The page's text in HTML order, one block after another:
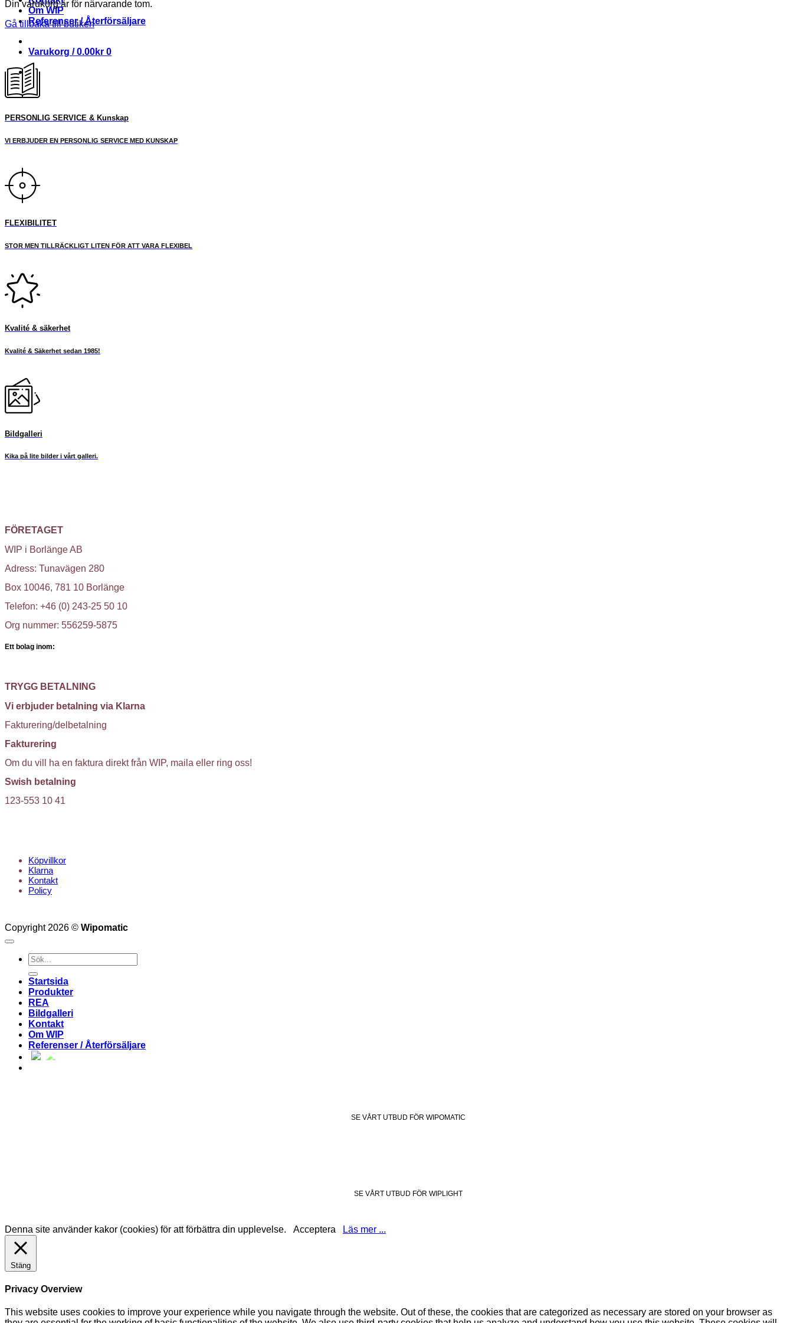
Om WIP
Referenser / Återförsäljare
Varukorg /0.00kr 0
Din varukorg är för närvarande tom.
Gå tillbaka till butiken
PERSONLIG SERVICE & Kunskap
VI ERBJUDER EN PERSONLIG SERVICE MED KUNSKAP
FLEXIBILITET
STOR MEN TILLRÄCKLIGT LITEN FÖR ATT VARA FLEXIBEL
Kvalité & säkerhet
Kvalité & Säkerhet sedan 1985!
Bildgalleri
Kika på lite bilder i vårt galleri.
FÖRETAGET
WIP i Borlänge AB
Adress: Tunavägen 280
Box 10046, 781 10 Borlänge
Telefon: +46 (0) 243-25 50 10
Org nummer: 556259-5875
Ett bolag inom:
TRYGG BETALNING
Vi erbjuder betalning via Klarna
Fakturering/delbetalning
Fakturering
Om du vill ha en faktura direkt från WIP, maila eller ring oss!
Swish betalning
123-553 10 41
Köpvillkor
Klarna
Kontakt
Policy
Copyright 2026 © Wipomatic
Sök
efter:
Startsida
Produkter
REA
Bildgalleri
Kontakt
Om WIP
Referenser / Återförsäljare
SE VÅRT UTBUD FÖR WIPOMATIC
SE VÅRT UTBUD FÖR WIPLIGHT
Denna site använder kakor (cookies) för att förbättra din upplevelse. Acceptera Läs mer ...
Stäng
Privacy Overview
This website uses cookies to improve your experience while you navigate through the website. Out of these, the cookies that are categorized as necessary are stored on your browser as